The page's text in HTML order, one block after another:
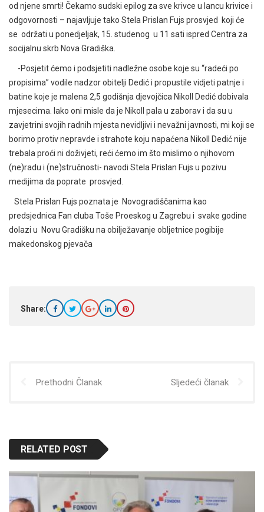
od njene smrti! Čekamo sudski epilog za sve krivce u lancu krivice i
odgovornosti – najavljuje tako Stela Prislan Fujs prosvjed koji će
se održati u ponedjeljak, 15. studenog u 11 sati ispred Centra za
socijalnu skrb Nova Gradiška.
-Posjetit ćemo i podsjetiti nadležne osobe koje su “radeći po
propisima” vodile nadzor obitelji Dedić i propustile vidjeti patnje i
batine koje je malena 2,5 godišnja djevojčica Nikoll Dedić dobivala
mjesecima. Iako oni misle da je Nikoll pala u zaborav i da su u
zavjetrini svojih radnih mjesta nevidljivi i nevažni javnosti, mi koji se
borimo protiv nepravde i strahote koju napaćena Nikoll Dedić nije
trebala proći ni doživjeti, reći ćemo im što mislimo o njihovom
(ne)radu i (ne)stručnosti- navodi Stela Prislan Fujs u pozivu
medijima da poprate prosvjed.
Stela Prislan Fujs poznata je Novogradiščanima kao
predsjednica Fan cluba Toše Proeskog u Zagrebu i svake godine
dolazi u Novu Gradišku na obilježavanje obljetnice pogibije
makedonskog pjevača
Share:
Prethodni Članak Sljedeći članak
RELATED POST